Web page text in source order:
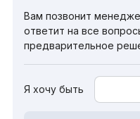
Вам позвонит
ответит на все
предварительное
Я хочу быть